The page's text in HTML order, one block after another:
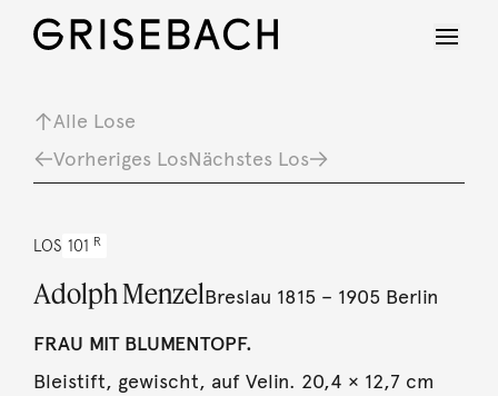
Alle Lose
Vorheriges LosNächstes Los
LOS 101 R
Adolph MenzelBreslau 1815 – 1905 Berlin
FRAU MIT BLUMENTOPF.
Bleistift, gewischt, auf Velin. 20,4 × 12,7 cm